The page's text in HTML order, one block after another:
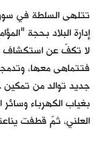
فكرة
دفاتر
بالصورة
كتّابنا
الأرشيف
تتلهى السلطة في
إدارة البلاد بحجة
لا تكفّ عن استكشاف
فتتماهى معها،
جديد توالد من تمكين
بغياب الكهرباء
العلني، ثمّ قطفت